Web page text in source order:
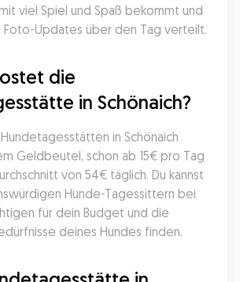
viel Spiel und Spaß bekommt und
Foto-Updates über den Tag verteilt.
die
in Schönaich?
in Schönaich
Geldbeutel, schon ab 15€ pro Tag
von 54€ täglich. Du kannst
Hunde-Tagessittern bei
für dein Budget und die
deines Hundes finden.